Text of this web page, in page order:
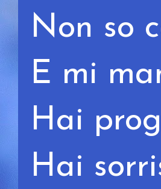
Non so
E mi
Hai
Hai